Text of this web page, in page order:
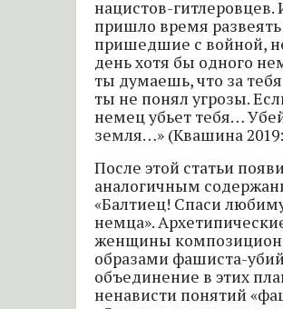
нацистов-гитлеровцев.
пришло время
пришедшие с войной,
день хотя бы одного
ты думаешь, что за
ты не понял угрозы.
немец убьет тебя…
земля…» (Квашина
После этой статьи
аналогичным
«Балтиец! Спаси
немца».
женщины
образами фашиста-
объединение в этих
ненависти понятий